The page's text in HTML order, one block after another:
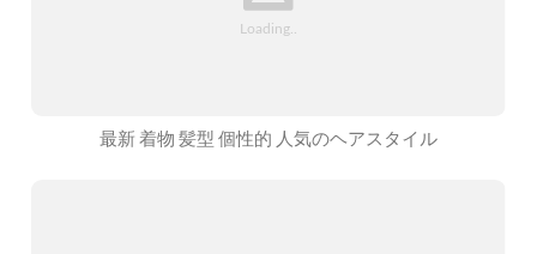
最新 着物 髪型 個性的 人気のヘアスタイル